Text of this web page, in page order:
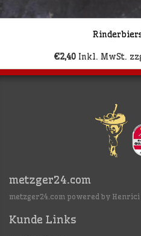
€2,40 Inkl. MwSt.
metzger24.com
metzger24.com powered by Henrici
Kunde Links